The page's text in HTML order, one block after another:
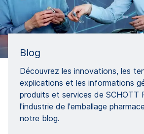
Blog
Découvrez les innovations, les
explications et les informations
produits et services de SCHOTT
l'industrie de l'emballage
notre blog.